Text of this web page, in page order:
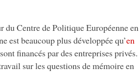
Centre de Politique Européenne en
est beaucoup plus développée qu’en
financés par des entreprises privés.
sur les questions de mémoire en